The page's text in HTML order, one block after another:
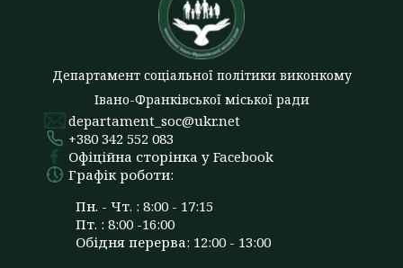
Департамент соціальної політики виконкому
Івано-Франківської міської ради
departament_soc@ukr.net
+380 342 552 083
Офіційна сторінка у Facebook
Графік роботи:
Пн. - Чт. : 8:00 - 17:15
Пт. : 8:00 -16:00
Обідня перерва: 12:00 - 13:00